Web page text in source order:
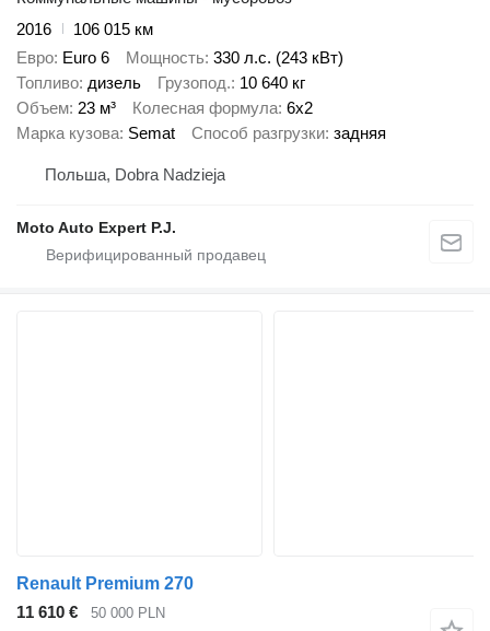
2016
106 015 км
Евро Euro 6 Мощность 330 л.с. (243 кВт)
Топливо дизель Грузопод. 10 640 кг
Объем 23 м³ Колесная формула 6x2
Марка кузова Semat Способ разгрузки задняя
Польша, Dobra Nadzieja
Moto Auto Expert P.J.
Renault Premium 270
11 610 €
50 000 PLN